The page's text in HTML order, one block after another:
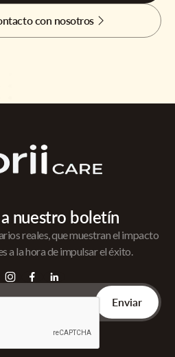
con nosotros
nuestro boletín
reales, que muestran el impacto
a la hora de impulsar el éxito.